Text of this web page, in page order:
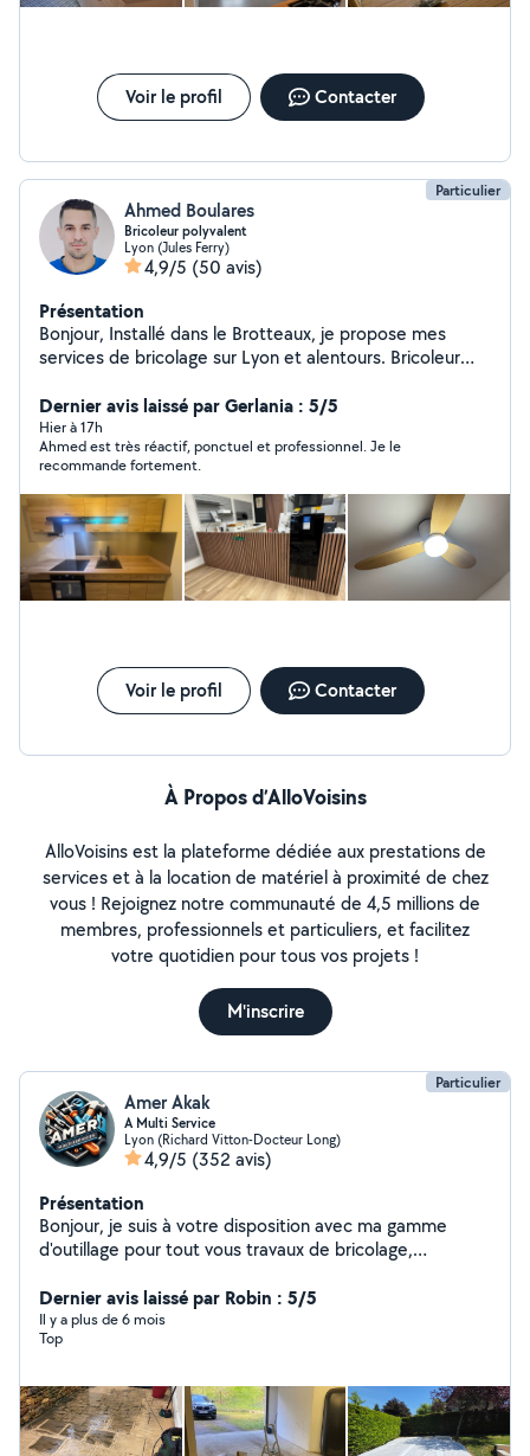
Voir le profil Contacter
Particulier
Ahmed Boulares
Bricoleur polyvalent
Lyon (Jules Ferry)
4,9/5 (50 avis)
Présentation
Bonjour, Installé dans le Brotteaux, je propose mes
services de bricolage sur Lyon et alentours. Bricoleur
travaux avec du matériel professionnel. J'interviens pour
des petits comme des moyens travaux, avec un travail
propre, organisé et des finitions soignées. Je peux
notamment vous aider pour : * pose de lustres,
suspensions et luminaires * fixation de télé au mur *
pose de tringles à rideaux, étagères, cadres * montage
de meubles (tous types) * petits travaux de peinture *
pose de faïence * pose de crédence cuisine * habillage
mural / panneaux décoratifs * pose de carrelage * divers
travaux. Ponctuel, respectueux de votre logement, je
laisse toujours un chantier propre après intervention.
Disponible sur Lyon centre et alentours.
Dernier avis laissé par Gerlania : 5/5
Hier à 17h
Ahmed est très réactif, ponctuel et professionnel. Je le
recommande fortement.
Voir le profil Contacter
À Propos d’AlloVoisins
AlloVoisins est la plateforme dédiée aux prestations de
services et à la location de matériel à proximité de chez
vous ! Rejoignez notre communauté de 4,5 millions de
membres, professionnels et particuliers, et facilitez
votre quotidien pour tous vos projets !
M'inscrire
Particulier
Amer Akak
A Multi Service
Lyon (Richard Vitton-Docteur Long)
4,9/5 (352 avis)
Présentation
Bonjour, je suis à votre disposition avec ma gamme
d'outillage pour tout vous travaux de bricolage,
déménagement avec une grande qualité d'intervention
n'hésitez pas à me contacter merci
Dernier avis laissé par Robin : 5/5
Il y a plus de 6 mois
Top